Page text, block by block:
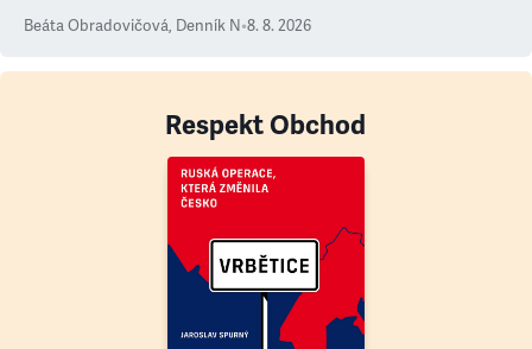
Beáta Obradovičová, Denník N•8. 8. 2026
Respekt Obchod